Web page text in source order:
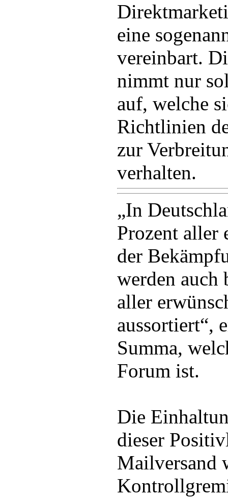
eine
vereinbart.
nimmt nur
auf, welche
Richtlinien
zur
verhalten.
„In
Prozent aller
der
werden auch
aller
aussortiert“,
Summa,
Forum ist.
Die
dieser
Mailversand